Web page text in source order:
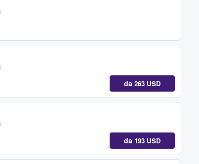
da 263 USD
da 193 USD